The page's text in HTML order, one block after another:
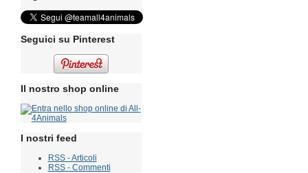
Seguici su Pinterest
Il nostro shop online
I nostri feed
RSS - Articoli
RSS - Commenti